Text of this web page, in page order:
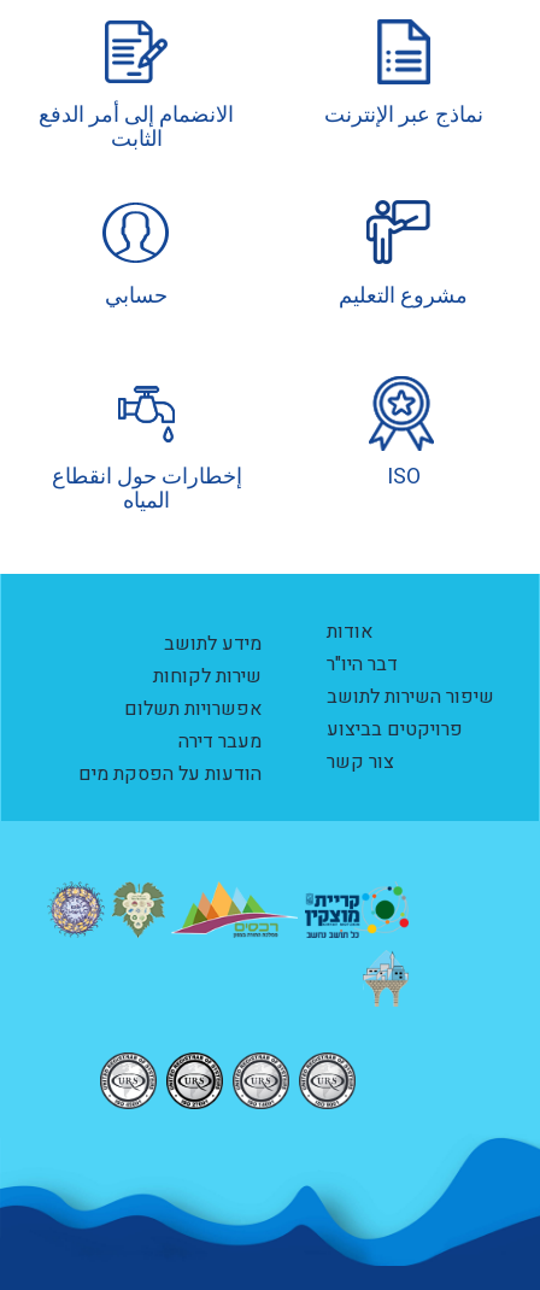
نماذج عبر الإنترنت الانضمام إلى أمر الدفع
الثابت
مشروع التعليم حسابي
ISO إخطارات حول انقطاع
المياه
אודות
דבר היו"ר
שיפור השירות לתושב
פרויקטים בביצוע
צור קשר
מידע לתושב
שירות לקוחות
אפשרויות תשלום
מעבר דירה
הודעות על הפסקת מים